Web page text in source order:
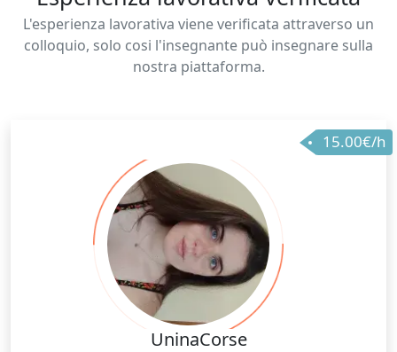
L'esperienza lavorativa viene verificata attraverso un
colloquio, solo cosi l'insegnante può insegnare sulla
nostra piattaforma.
15.00€/h
UninaCorse